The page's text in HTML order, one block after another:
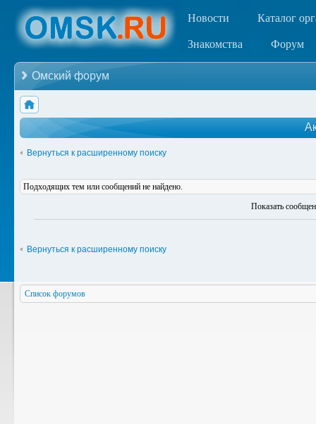
Новости Каталог
Знакомства Форум
Омский форум
Вернуться к расширенному поиску
Подходящих тем или сообщений не найдено.
Показать
Вернуться к расширенному поиску
Список форумов